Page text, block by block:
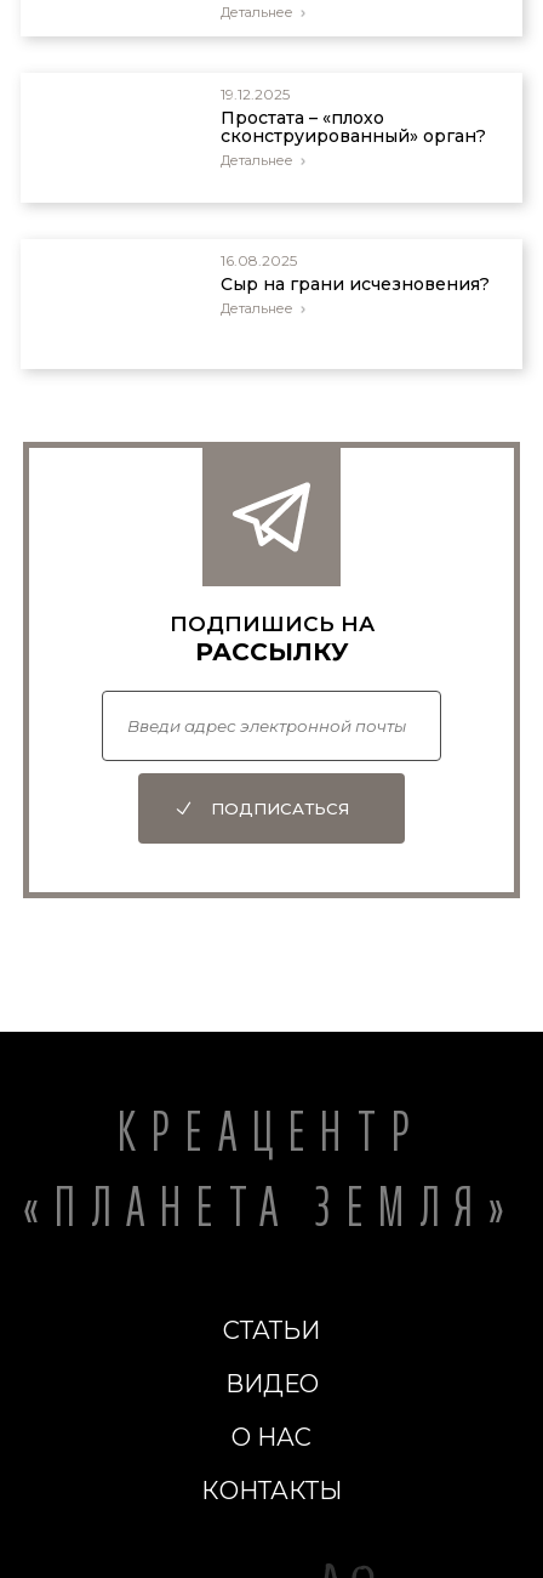
Детальнее
19.12.2025
Простата – «плохо
сконструированный» орган?
Детальнее
16.08.2025
Сыр на грани исчезновения?
Детальнее
ПОДПИШИСЬ НА
РАССЫЛКУ
ПОДПИСАТЬСЯ
КРЕАЦЕНТР
«ПЛАНЕТА ЗЕМЛЯ»
СТАТЬИ
ВИДЕО
О НАС
КОНТАКТЫ